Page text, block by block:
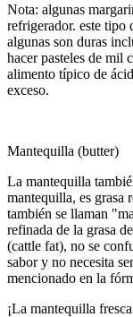
Nota: algunas
refrigerador. este tipo
algunas son duras
hacer pasteles de mil
alimento típico de
exceso.
Mantequilla (butter)
La mantequilla
mantequilla, es grasa
también se llaman
refinada de la grasa
(cattle fat), no se
sabor y no necesita
mencionado en la
¡La mantequilla